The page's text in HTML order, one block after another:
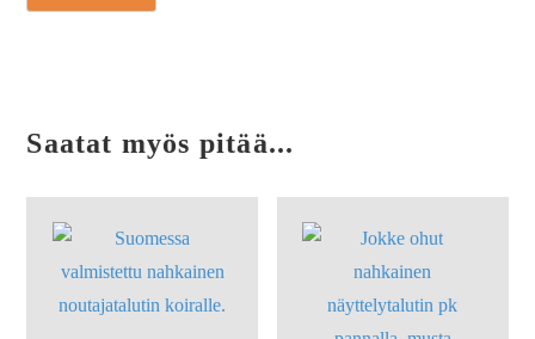
Saatat myös pitää...